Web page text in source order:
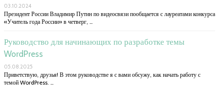
03.10.2024
Президент России Владимир Путин по видеосвязи пообщается с лауреатами конкурса
«Учитель года России» в четверг, …
Руководство для начинающих по разработке темы
WordPress
05.08.2025
Приветствую, друзья! В этом руководстве я с вами обсужу, как начать работу с
темой WordPress. …